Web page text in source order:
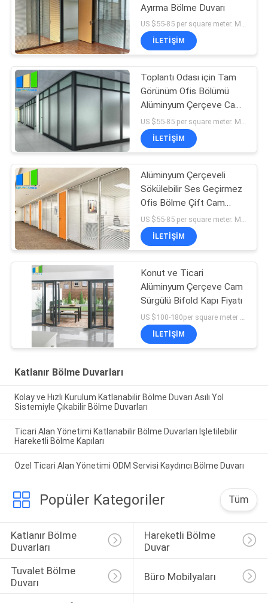
Ayırma Bölme Duvarı
US $55-85 per square meter. MOQ:MOQ yok, 1 metrekare de mevcuttur.
İLETIŞIM
Toplantı Odası için Tam
Görünüm Ofis Bölümü
Alüminyum Çerçeve Cam
Sabit Bölme Duvar
US $55-85 per square meter. MOQ:MOQ yok, 1 metrekare de mevcuttur.
İLETIŞIM
Alüminyum Çerçeveli
Sökülebilir Ses Geçirmez
Ofis Bölme Çift Cam
Sabit Bölme Duvarları
İLETIŞIM
Konut ve Ticari
Alüminyum Çerçeve Cam
Sürgülü Bifold Kapı Fiyatı
İLETIŞIM
Katlanır Bölme Duvarları
Kolay ve Hızlı Kurulum Katlanabilir Bölme Duvarı Asılı Yol
Sistemiyle Çıkabilir Bölme Duvarları
Ticari Alan Yönetimi Katlanabilir Bölme Duvarları İşletilebilir
Hareketli Bölme Kapıları
Özel Ticari Alan Yönetimi ODM Servisi Kaydırıcı Bölme Duvarı
Popüler Kategoriler Tüm
Katlanır Bölme
Duvarları
Hareketli Bölme
Duvar
Tuvalet Bölme
Duvarı
Büro Mobilyaları